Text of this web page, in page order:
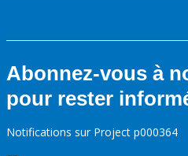
Abonnez-vous à
pour rester
Notifications sur Project p000364